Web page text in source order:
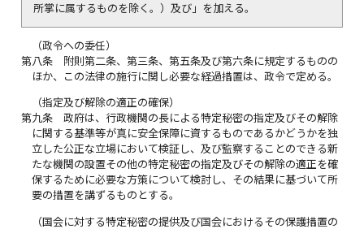
所掌に属するものを除く。）及び」を加える。
（政令への委任）
第八条
附則第二条、第三条、第五条及び第六条に規定するものの
ほか、この法律の施行に関し必要な経過措置は、政令で定める。
（指定及び解除の適正の確保）
第九条
政府は、行政機関の長による特定秘密の指定及びその解除
に関する基準等が真に安全保障に資するものであるかどうかを独
立した公正な立場において検証し、及び監察することのできる新
たな機関の設置その他の特定秘密の指定及びその解除の適正を確
保するために必要な方策について検討し、その結果に基づいて所
要の措置を講ずるものとする。
（国会に対する特定秘密の提供及び国会におけるその保護措置の